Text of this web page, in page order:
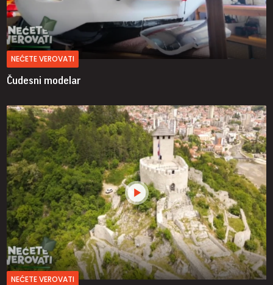
NEĆETE VEROVATI
Čudesni modelar
NEĆETE VEROVATI